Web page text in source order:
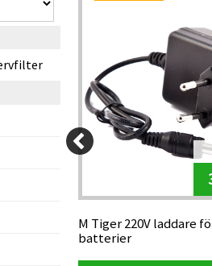
-5%
kr
a till
M Tiger 220V laddare
batterier